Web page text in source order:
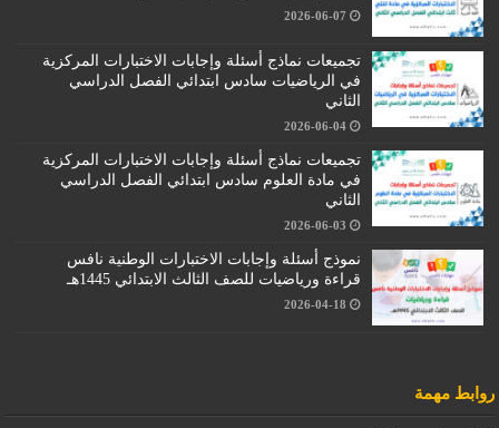
2026-06-07
تجميعات نماذج أسئلة وإجابات الاختبارات المركزية
في الرياضيات سادس ابتدائي الفصل الدراسي
الثاني
2026-06-04
تجميعات نماذج أسئلة وإجابات الاختبارات المركزية
في مادة العلوم سادس ابتدائي الفصل الدراسي
الثاني
2026-06-03
نموذج أسئلة وإجابات الاختبارات الوطنية نافس
قراءة ورياضيات للصف الثالث الابتدائي 1445هـ
2026-04-18
روابط مهمة